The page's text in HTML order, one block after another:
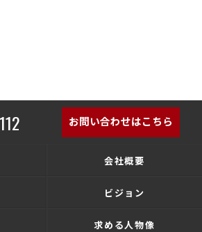
お問い合わせはこちら
会社概要
ビジョン
求める人物像